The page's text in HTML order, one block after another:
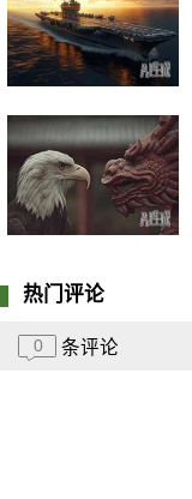
热门评论
0 条评论